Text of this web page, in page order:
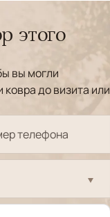
этого
вы могли
до визита или